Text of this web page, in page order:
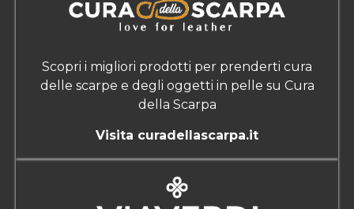
Scopri i migliori prodotti per prenderti cura
delle scarpe e degli oggetti in pelle su Cura
della Scarpa
Visita curadellascarpa.it